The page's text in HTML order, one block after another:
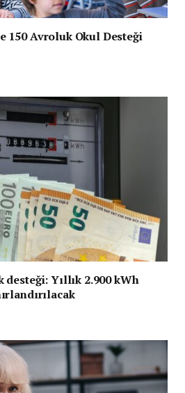
150 Avroluk Okul Desteği
Yıllık 2.900 kWh